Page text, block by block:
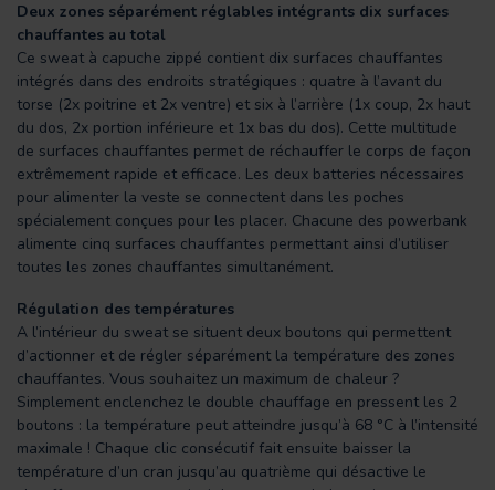
Deux zones séparément réglables intégrants dix surfaces
chauffantes au total
Ce sweat à capuche zippé contient dix surfaces chauffantes
intégrés dans des endroits stratégiques : quatre à l’avant du
torse (2x poitrine et 2x ventre) et six à l’arrière (1x coup, 2x haut
du dos, 2x portion inférieure et 1x bas du dos). Cette multitude
de surfaces chauffantes permet de réchauffer le corps de façon
extrêmement rapide et efficace. Les deux batteries nécessaires
pour alimenter la veste se connectent dans les poches
spécialement conçues pour les placer. Chacune des powerbank
alimente cinq surfaces chauffantes permettant ainsi d’utiliser
toutes les zones chauffantes simultanément.
Régulation des températures
A l’intérieur du sweat se situent deux boutons qui permettent
d’actionner et de régler séparément la température des zones
chauffantes. Vous souhaitez un maximum de chaleur ?
Simplement enclenchez le double chauffage en pressent les 2
boutons : la température peut atteindre jusqu’à 68 °C à l’intensité
maximale ! Chaque clic consécutif fait ensuite baisser la
température d’un cran jusqu’au quatrième qui désactive le